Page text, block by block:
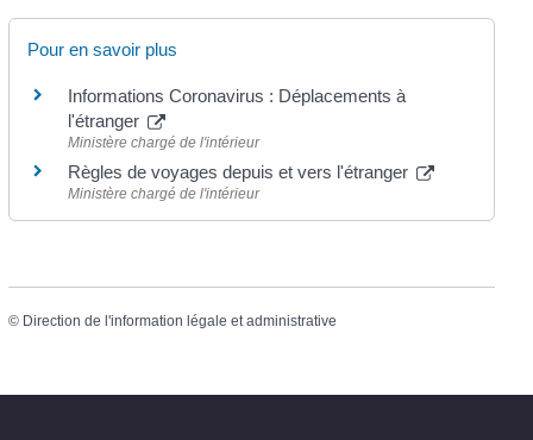
Pour en savoir plus
Informations Coronavirus : Déplacements à
l'étranger
Ministère chargé de l'intérieur
Règles de voyages depuis et vers l'étranger
Ministère chargé de l'intérieur
© Direction de l'information légale et administrative